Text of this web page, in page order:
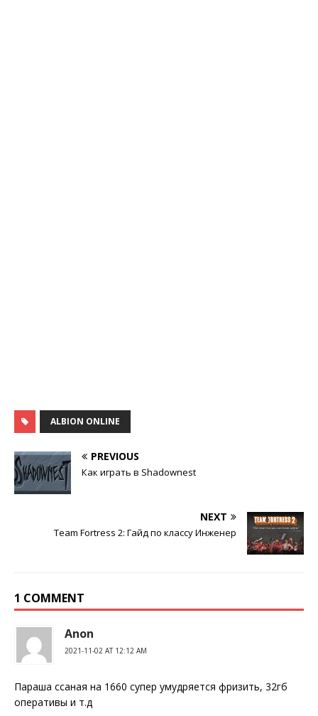
ALBION ONLINE
PREVIOUS
Как играть в Shadownest
NEXT
Team Fortress 2: Гайд по классу Инженер
1 COMMENT
Anon
2021-11-02 AT 12:12 AM
Параша ссаная на 1660 супер умудряется фризить, 32гб
оперативы и т.д